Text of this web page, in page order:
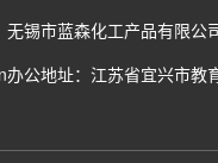
无锡市蓝森化工产品有限公
办公地址：江苏省宜兴市教